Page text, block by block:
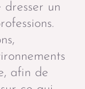
un
afin de